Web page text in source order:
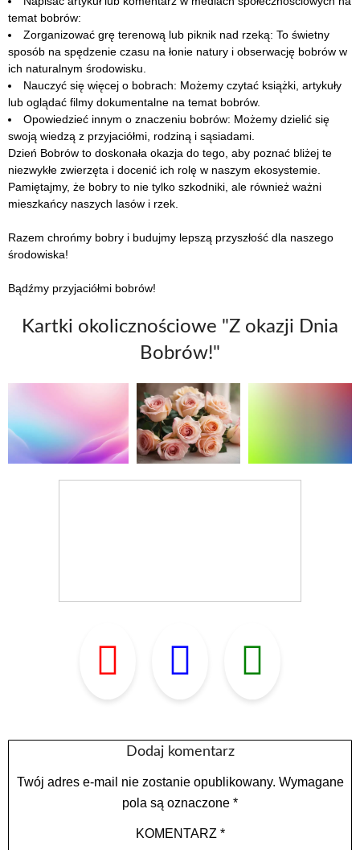
temat bobrów:
Zorganizować grę terenową lub piknik nad rzeką: To świetny
sposób na spędzenie czasu na łonie natury i obserwację bobrów w
ich naturalnym środowisku.
Nauczyć się więcej o bobrach: Możemy czytać książki, artykuły
lub oglądać filmy dokumentalne na temat bobrów.
Opowiedzieć innym o znaczeniu bobrów: Możemy dzielić się
swoją wiedzą z przyjaciółmi, rodziną i sąsiadami.
Dzień Bobrów to doskonała okazja do tego, aby poznać bliżej te
niezwykłe zwierzęta i docenić ich rolę w naszym ekosystemie.
Pamiętajmy, że bobry to nie tylko szkodniki, ale również ważni
mieszkańcy naszych lasów i rzek.
Razem chrońmy bobry i budujmy lepszą przyszłość dla naszego
środowiska!
Bądźmy przyjaciółmi bobrów!
Kartki okolicznościowe "Z okazji Dnia
Bobrów!"
Dodaj komentarz
Twój adres e-mail nie zostanie opublikowany. Wymagane
pola są oznaczone *
KOMENTARZ *